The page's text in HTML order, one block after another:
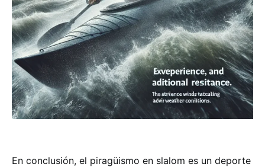
En conclusión, el piragüismo en slalom es un deporte